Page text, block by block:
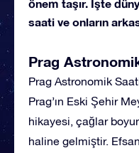
önem taşır. İşte
saati ve onların
Prag
Prag Astronomik
Prag’ın Eski Şehir
hikayesi, çağlar
haline gelmiştir.